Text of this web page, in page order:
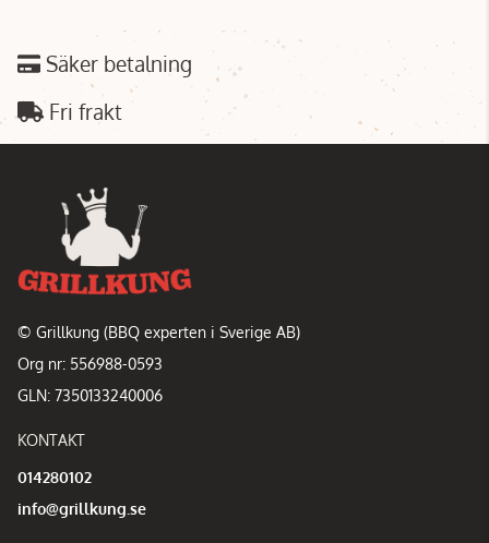
Säker betalning
Fri frakt
© Grillkung (BBQ experten i Sverige AB)
Org nr: 556988-0593
GLN: 7350133240006
KONTAKT
014280102
info@grillkung.se